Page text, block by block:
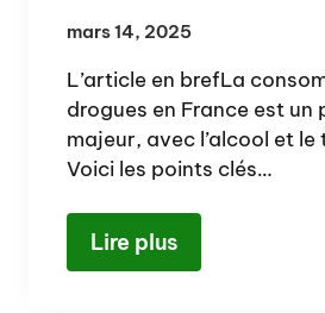
mars 14, 2025
L’article en brefLa
drogues en France est un
majeur, avec l’alcool et
Voici les points clés…
Lire plus